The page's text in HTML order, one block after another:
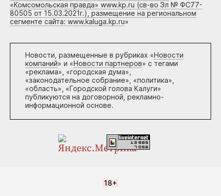
«Комсомольская правда» www.kp.ru (св-во Эл № ФС77-
80505 от 15.03.2021г.), размещение на региональном
сегменте сайта: www.kaluga.kp.ru»
Новости, размещенные в рубриках «Новости
компаний» и «Новости партнеров» с тегами
«реклама», «городская дума»,
«законодательное собрание», «политика»,
«область», «Городской голова Калуги»
публикуются на договорной, рекламно-
информационной основе.
18+